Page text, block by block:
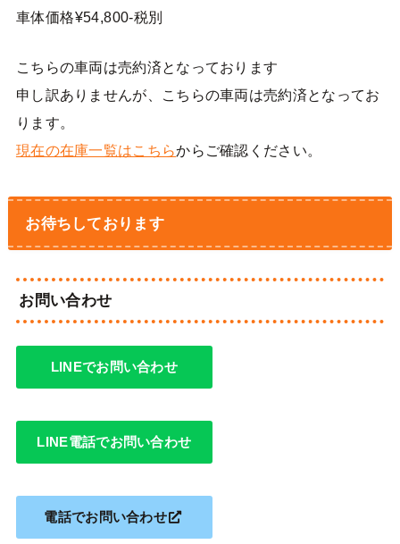
車体価格¥54,800-税別
こちらの車両は売約済となっております
申し訳ありませんが、こちらの車両は売約済となってお
ります。
現在の在庫一覧はこちらからご確認ください。
お待ちしております
お問い合わせ
LINEでお問い合わせ
LINE電話でお問い合わせ
電話でお問い合わせ